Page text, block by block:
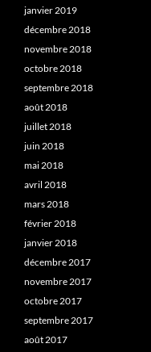
janvier 2019
décembre 2018
novembre 2018
octobre 2018
septembre 2018
août 2018
juillet 2018
juin 2018
mai 2018
avril 2018
mars 2018
février 2018
janvier 2018
décembre 2017
novembre 2017
octobre 2017
septembre 2017
août 2017